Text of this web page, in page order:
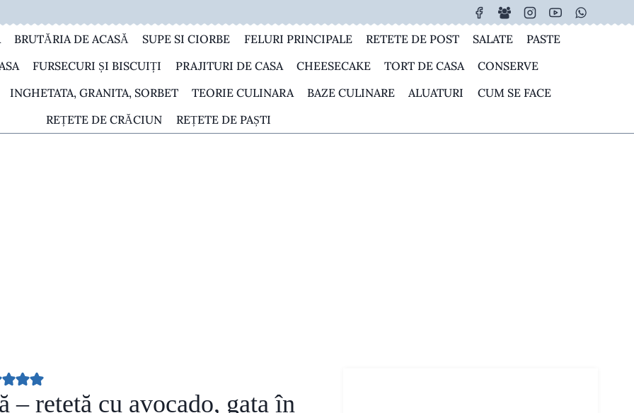
BRUTĂRIA DE ACASĂ SUPE SI CIORBE FELURI PRINCIPALE RETETE DE POST SALATE
PASTE
FURSECURI ȘI BISCUIȚI PRAJITURI DE CASA CHEESECAKE TORT DE CASA
CONSERVE
INGHETATA, GRANITA, SORBET
TEORIE CULINARA BAZE CULINARE ALUATURI
CUM SE FACE
REȚETE DE CRĂCIUN
REȚETE DE PAȘTI
– rețetă cu avocado, gata în